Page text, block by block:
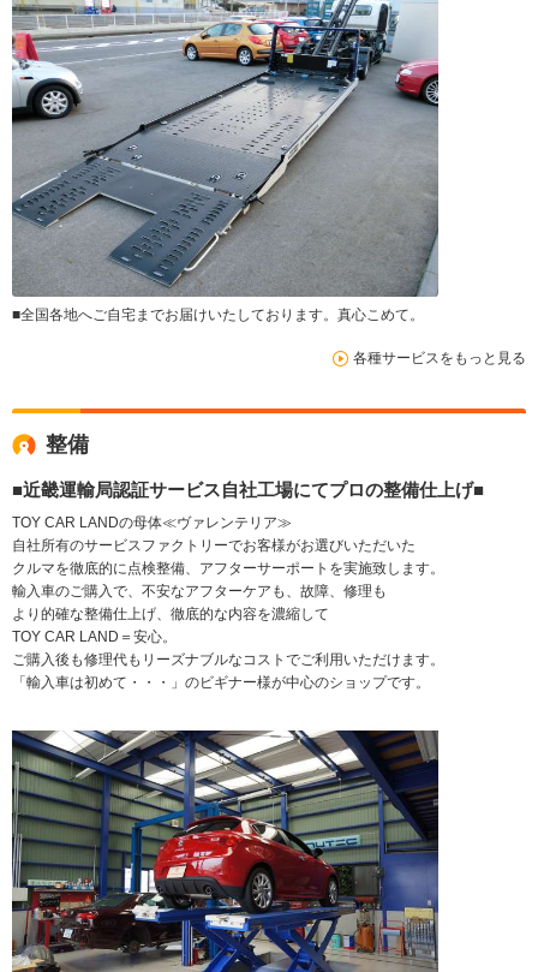
■全国各地へご自宅までお届けいたしております。真心こめて。
各種サービスをもっと見る
整備
■近畿運輸局認証サービス自社工場にてプロの整備仕上げ■
TOY CAR LANDの母体≪ヴァレンテリア≫
自社所有のサービスファクトリーでお客様がお選びいただいた
クルマを徹底的に点検整備、アフターサーポートを実施致します。
輸入車のご購入で、不安なアフターケアも、故障、修理も
より的確な整備仕上げ、徹底的な内容を濃縮して
TOY CAR LAND＝安心。
ご購入後も修理代もリーズナブルなコストでご利用いただけます。
「輸入車は初めて・・・」のビギナー様が中心のショップです。